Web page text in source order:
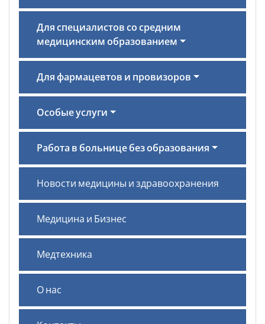
Для специалистов со средним
медицинским образованием
Для фармацевтов и провизоров
Особые услуги
Работа в больнице без образования
Новости медицины и здравоохранения
Медицина и Бизнес
Медтехника
О нас